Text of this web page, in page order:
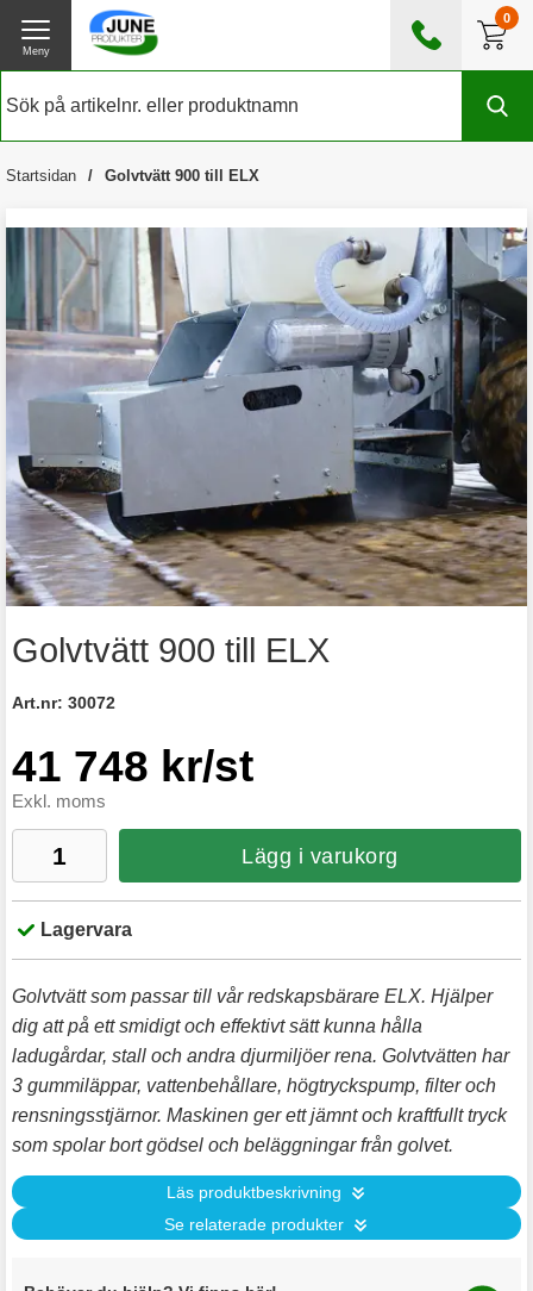
0
0476 - 185560
Meny
Startsidan Golvtvätt 900 till ELX
Golvtvätt 900 till ELX
Art.nr: 30072
41 748 kr/st
Exkl. moms
Lägg i varukorg
Lagervara
Golvtvätt som passar till vår redskapsbärare ELX. Hjälper
dig att på ett smidigt och effektivt sätt kunna hålla
ladugårdar, stall och andra djurmiljöer rena. Golvtvätten har
3 gummiläppar, vattenbehållare, högtryckspump, filter och
rensningsstjärnor. Maskinen ger ett jämnt och kraftfullt tryck
som spolar bort gödsel och beläggningar från golvet.
Läs produktbeskrivning
Se relaterade produkter